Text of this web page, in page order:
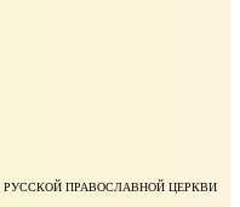
ПРАВОСЛАВНОЙ ЦЕРКВИ